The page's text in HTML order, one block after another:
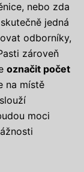
nebo zda
jedná
odborníky,
zároveň
označit počet
na místě
moci